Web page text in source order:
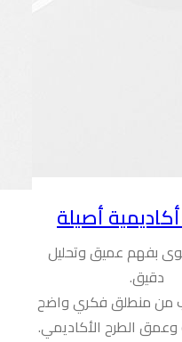
أصيلة
بفهم عميق وتحليل
دقيق.
من منطلق فكري واضح
الطرح الأكاديمي.